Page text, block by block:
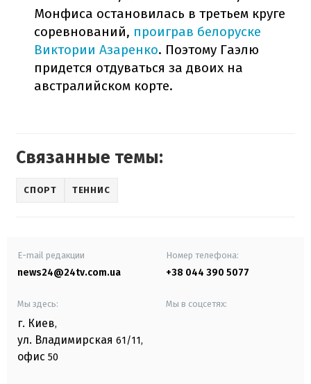
Монфиса остановилась в третьем круге
соревнований, проиграв белоруске
Виктории Азаренко. Поэтому Гаэлю
придется отдуваться за двоих на
австралийском корте.
Связанные темы:
СПОРТ ТЕННИС
E-mail редакции
news24@24tv.com.ua
Номер телефона:
+38 044 390 5077
Мы здесь:
г. Киев,
ул. Владимирская 61/11,
офис 50
Мы в соцсетях: